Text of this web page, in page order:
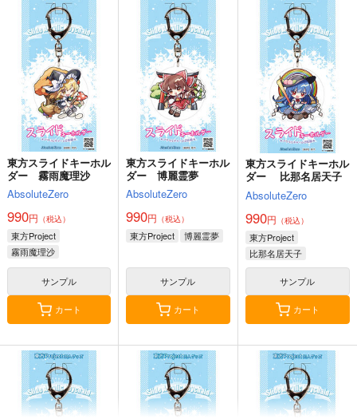
東方M-1ぐらんぷり音
楽集３
あ～るの～と
2,750円（税込）
東方Project
サンプル
カート
零れ桜／黄昏模様の感
情論
幽閉サテライト
2,750円（税込）
東方Project
サンプル
カート
狐色 祭り色二十三
尾。
狐色
660円（税込）
東方Project
八雲藍
菅牧典
サンプル
カート
星に寄せる想い/色は
匂へど散りぬるを
幽閉サテライト
始まりの雨
幽閉サテライト
2,200円（税込）
東方錦上
京 ～ Fossilized Won
ders.
上海アリス幻樂団
東方スライドキーホル
ダー 霧雨魔理沙
AbsoluteZero
990円 （税込）
東方Project
霧雨魔理沙
サンプル
カート
東方スライドキーホル
ダー 博麗霊夢
AbsoluteZero
990円 （税込）
東方Project 博麗霊夢
サンプル
カート
東方スライドキーホル
ダー 比那名居天子
AbsoluteZero
990円 （税込）
東方Project
比那名居天子
サンプル
カート